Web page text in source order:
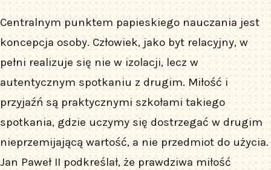
Centralnym punktem papieskiego nauczania jest
koncepcja osoby. Człowiek, jako byt relacyjny, w
pełni realizuje się nie w izolacji, lecz w
autentycznym spotkaniu z drugim. Miłość i
przyjaźń są praktycznymi szkołami takiego
spotkania, gdzie uczymy się dostrzegać w drugim
nieprzemijającą wartość, a nie przedmiot do użycia.
Jan Paweł II podkreślał, że prawdziwa miłość